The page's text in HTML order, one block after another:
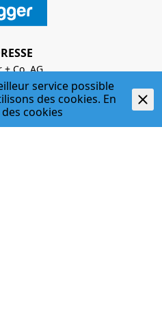
+ Co. AG
3
427 27 27
27 28
service possible
des cookies. En
cookies